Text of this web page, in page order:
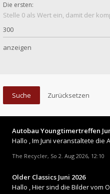
Die ersten:
Stelle 0 als Wert ein, damit der
anzeigen
Autobau Youngtimertreffen
The Recycler, So 2. Aug 2026, 12:10
Older Classics Juni 2026